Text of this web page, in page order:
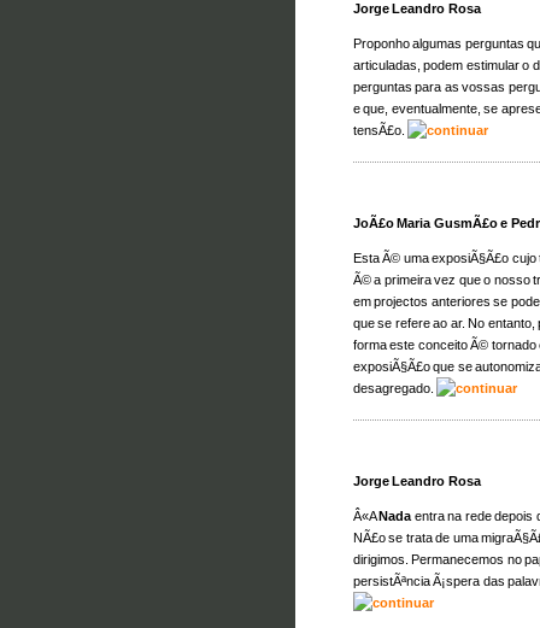
Jorge Leandro Rosa
Proponho algumas perguntas
articuladas, podem estimular o
perguntas para as vossas
e que, eventualmente, se
tensÃ£o.
JoÃ£o Maria GusmÃ£o e
Esta Ã© uma exposiÃ§Ã£o
Ã© a primeira vez que o nosso
em projectos anteriores se
que se refere ao ar. No
forma este conceito Ã©
exposiÃ§Ã£o que se
desagregado.
Jorge Leandro Rosa
Â«ANada entra na rede depois
NÃ£o se trata de uma
dirigimos. Permanecemos no
persistÃªncia Ã¡spera das